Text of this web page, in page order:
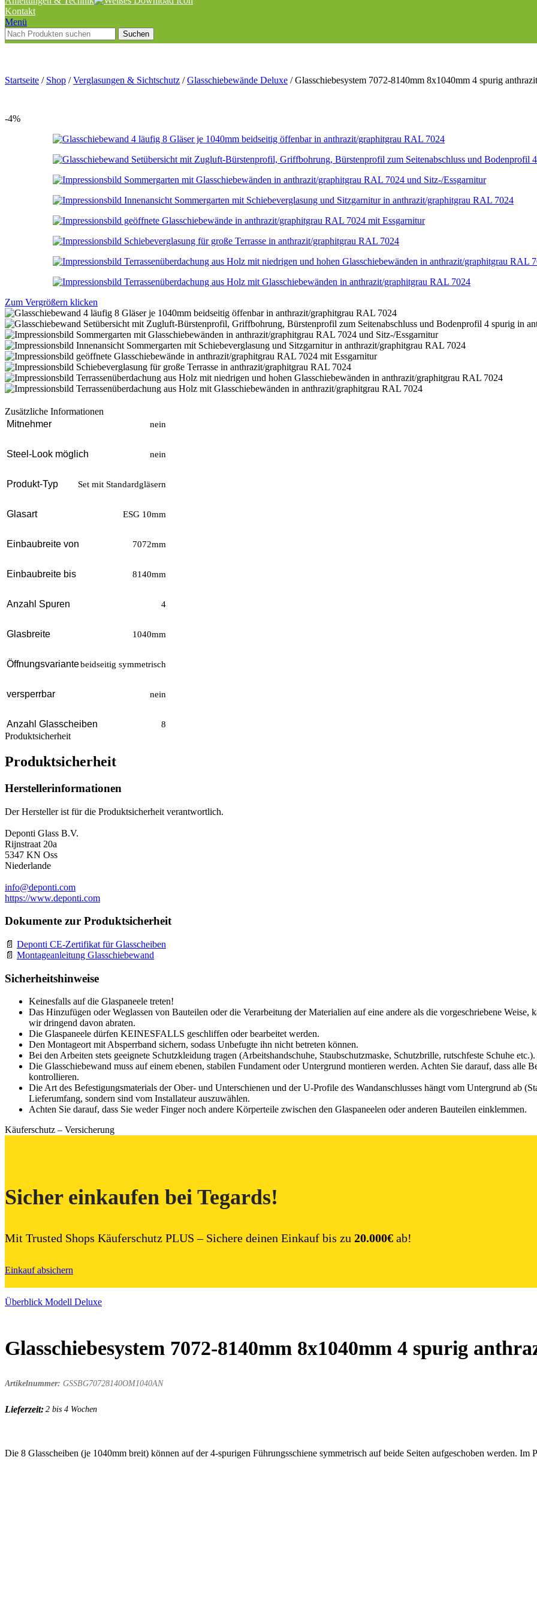
Kontakt
Menü
Suchen
Startseite / Shop /Verglasungen & Sichtschutz /Glasschiebewände Deluxe /Glasschiebesystem 7072-8140mm 8x1040mm 4 spurig anthrazit
-4%
Zum Vergrößern klicken
Zusätzliche Informationen
Mitnehmer
nein
Steel-Look möglich nein
Produkt-Typ Set mit Standardgläsern
Glasart ESG 10mm
Einbaubreite von 7072mm
Einbaubreite bis 8140mm
Anzahl Spuren 4
Glasbreite 1040mm
Öffnungsvariantebeidseitig symmetrisch
versperrbar nein
Anzahl Glasscheiben 8
Produktsicherheit
Produktsicherheit
Herstellerinformationen
Der Hersteller ist für die Produktsicherheit verantwortlich.
Deponti Glass B.V.
Rijnstraat 20a
5347 KN Oss
Niederlande
info@deponti.com
https://www.deponti.com
Dokumente zur Produktsicherheit
Deponti CE-Zertifikat für Glasscheiben
Montageanleitung Glasschiebewand
Sicherheitshinweise
Keinesfalls auf die Glaspaneele treten!
Das Hinzufügen oder Weglassen von Bauteilen oder die Verarbeitung der Materialien auf eine andere als die vorgeschriebene
wir dringend davon abraten.
Die Glaspaneele dürfen KEINESFALLS geschliffen oder bearbeitet werden.
Den Montageort mit Absperrband sichern, sodass Unbefugte ihn nicht betreten können.
Bei den Arbeiten stets geeignete Schutzkleidung tragen (Arbeitshandschuhe, Staubschutzmaske, Schutzbrille, rutschfeste Schuhe etc.).
Die Glasschiebewand muss auf einem ebenen, stabilen Fundament oder Untergrund montieren werden. Achten Sie darauf, dass alle
kontrollieren.
Die Art des Befestigungsmaterials der Ober- und Unterschienen und der U-Profile des Wandanschlusses hängt vom Untergrund ab
Lieferumfang, sondern sind vom Installateur auszuwählen.
Achten Sie darauf, dass Sie weder Finger noch andere Körperteile zwischen den Glaspaneelen oder anderen Bauteilen einklemmen.
Käuferschutz – Versicherung
Sicher einkaufen bei Tegards!
Mit Trusted Shops Käuferschutz PLUS – Sichere deinen Einkauf bis zu 20.000€ ab!
Einkauf absichern
Überblick Modell Deluxe
Glasschiebesystem 7072-8140mm 8x1040mm 4 spurig
Artikelnummer: GSSBG70728140OM1040AN
Lieferzeit: 2 bis 4 Wochen
Die 8 Glasscheiben (je 1040mm breit) können auf der 4-spurigen Führungsschiene symmetrisch auf beide Seiten aufgeschoben werden. Im